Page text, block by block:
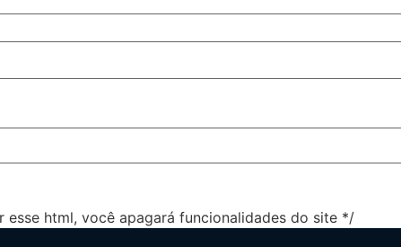
esse html, você apagará funcionalidades do site */